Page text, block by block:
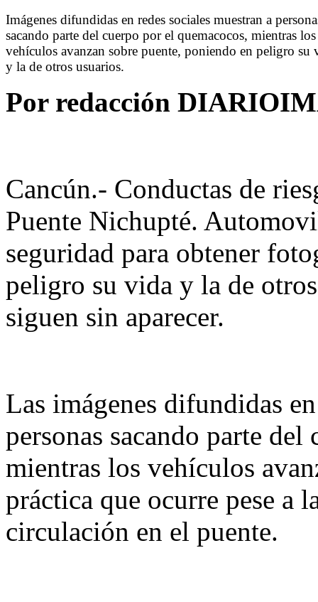
Imágenes difundidas en redes sociales muestran a
sacando parte del cuerpo por el quemacocos, mientras los
vehículos avanzan sobre puente, poniendo en peligro su
y la de otros usuarios.
Por redacción
Cancún.- Conductas de
Puente Nichupté.
seguridad para obtener
peligro su vida y la de
siguen sin aparecer.
Las imágenes difundidas
personas sacando parte
mientras los vehículos
práctica que ocurre pese a
circulación en el puente.